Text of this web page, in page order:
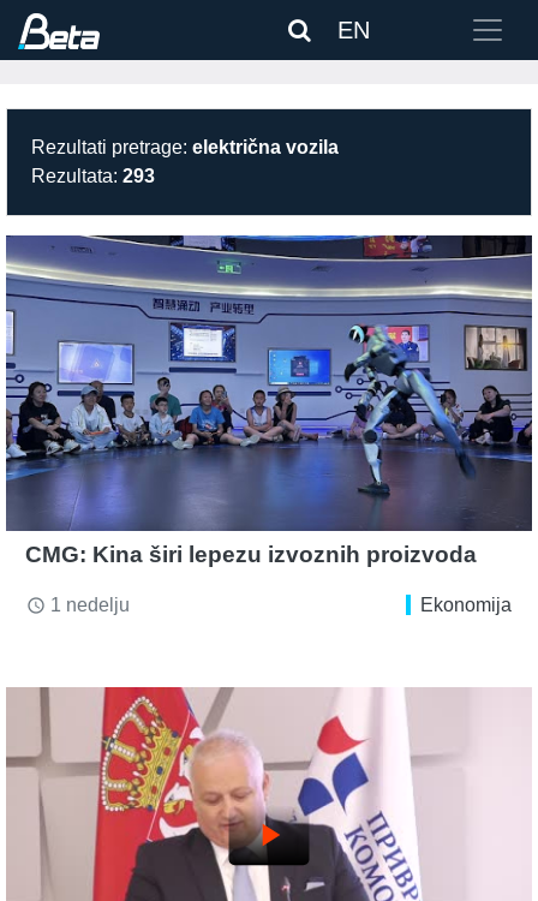
EN
Rezultati pretrage: električna vozila
Rezultata: 293
CMG: Kina širi lepezu izvoznih proizvoda
access_time 1 nedelju Ekonomija
play_arrow